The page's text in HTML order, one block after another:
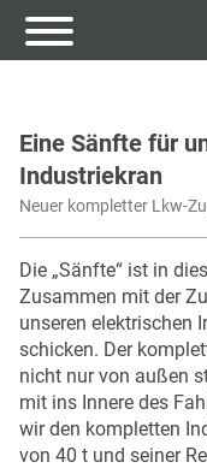
Eine Sänfte für
Industriekran
Neuer kompletter Lkw-
Die „Sänfte“ ist in
Zusammen mit der
unseren elektrischen
schicken. Der
nicht nur von außen
mit ins Innere des
wir den kompletten
von 40 t und seiner